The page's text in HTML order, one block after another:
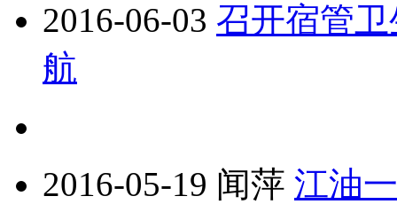
2016-06-03 召开宿管
航
2016-05-19 闻萍 江油